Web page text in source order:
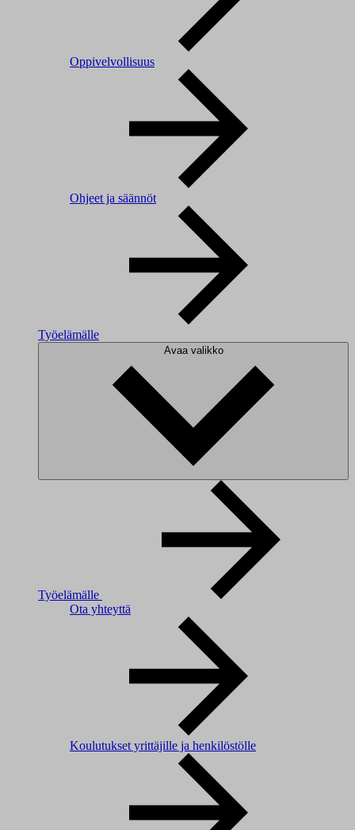
Oppivelvollisuus
Ohjeet ja säännöt
Työelämälle
Avaa valikko
Työelämälle
Ota yhteyttä
Koulutukset yrittäjille ja henkilöstölle